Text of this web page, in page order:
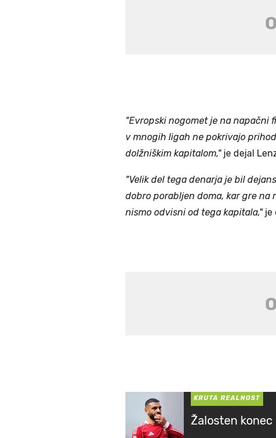
"Evropski nogomet je na napačni
v mnogih ligah ne pokrivajo
dolžniškim kapitalom,"je dejal
"Velik del tega denarja je bil
dobro porabljen doma, kar gre na
nismo odvisni od tega kapitala,"je
KRUTA REALNOST
Žalosten